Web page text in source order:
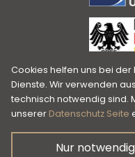
Impressum
Cookies helfen uns bei
Dienste. Wir verwenden
technisch notwendig sind.
unserer Datenschutz Seite
Nur